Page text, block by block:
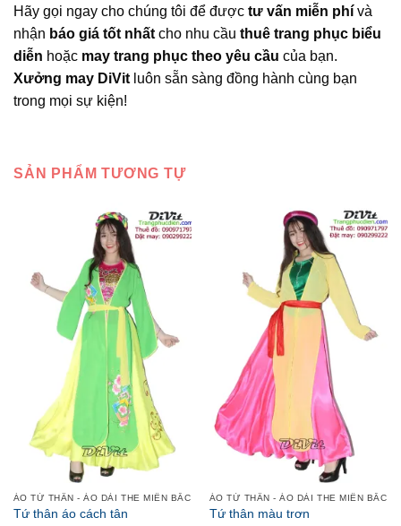
Hãy gọi ngay cho chúng tôi để được tư vấn miễn phí và
nhận báo giá tốt nhất cho nhu cầu thuê trang phục biểu
diễn hoặc may trang phục theo yêu cầu của bạn.
Xưởng may DiVit luôn sẵn sàng đồng hành cùng bạn
trong mọi sự kiện!
SẢN PHẨM TƯƠNG TỰ
ÁO TỨ THÂN - ÁO DÀI THE MIỀN BẮC
Tứ thân áo cách tân
ÁO TỨ THÂN - ÁO DÀI THE MIỀN BẮC
Tứ thân màu trơn